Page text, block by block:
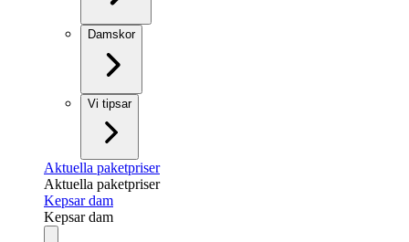
Damskor
Vi tipsar
Aktuella paketpriser
Aktuella paketpriser
Kepsar dam
Kepsar dam